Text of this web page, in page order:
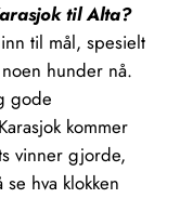
til Alta?
til mål, spesielt
hunder nå.
gode
kommer
vinner gjorde,
hva klokken